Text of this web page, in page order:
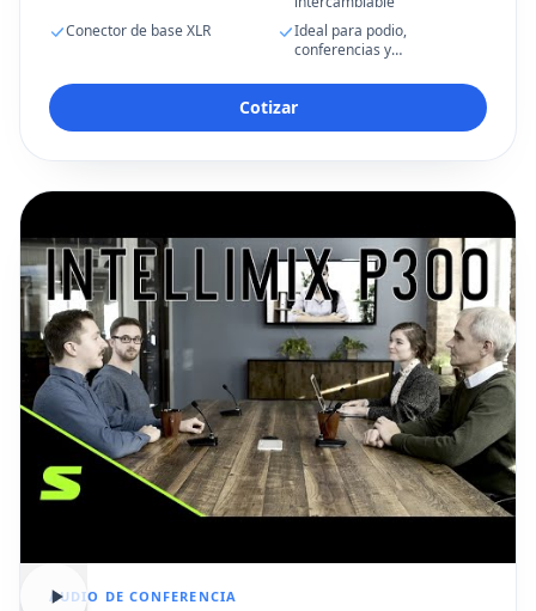
Conector de base XLR
Ideal para podio,
conferencias y
Cotizar
AUDIO DE CONFERENCIA